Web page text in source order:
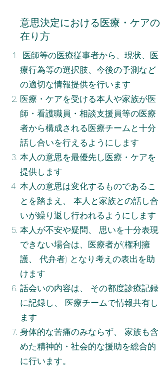
意思決定における医療・ケアの
在り方
医師等の医療従事者から、現状、医
療行為等の選択肢、今後の予測など
の適切な情報提供を行います
医療・ケアを受ける本人や家族が医
師・看護職員・相談支援員等の医療
者から構成される医療チームと十分
話し合いを行えるようにします
本人の意思を最優先し医療・ケアを
提供します
本人の意思は変化するものであるこ
とを踏まえ、 本人と家族との話し合
いが繰り返し行われるようにします
本人が不安や疑問、 思いを十分表現
できない場合は、医療者が(権利擁
護、 代弁者) となり考えの表出を助
けます
話会いの内容は、 その都度診療記録
に記録し、 医療チームで情報共有し
ます
身体的な苦痛のみならず、 家族も含
めた精神的・社会的な援助を総合的
に行います。